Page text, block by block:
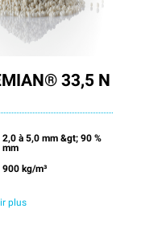
33,5 N
2,0 à 5,0 mm &gt; 90 %
mm
900 kg/m³
plus